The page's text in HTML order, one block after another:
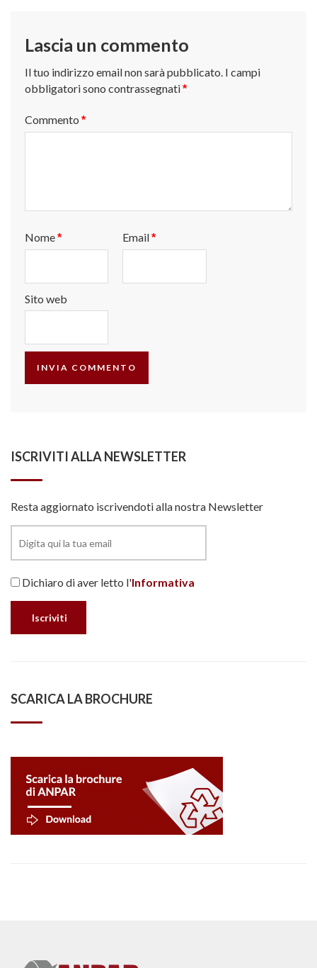
Lascia un commento
Il tuo indirizzo email non sarà pubblicato. I campi
obbligatori sono contrassegnati*
Commento *
Nome* Email*
Sito web
ISCRIVITI ALLA NEWSLETTER
Resta aggiornato iscrivendoti alla nostra Newsletter
Dichiaro di aver letto l'Informativa
SCARICA LA BROCHURE